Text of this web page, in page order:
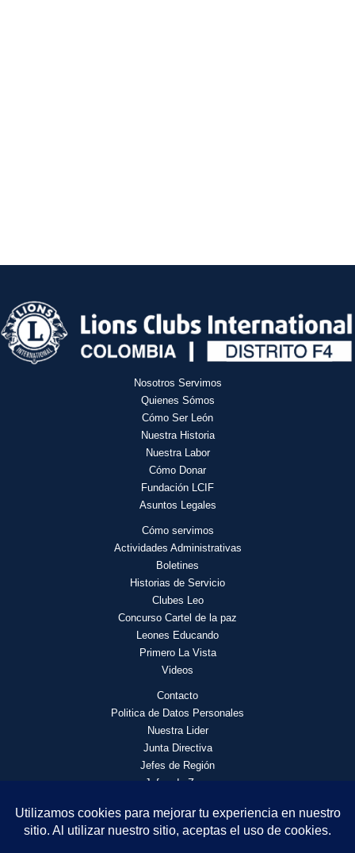
Nosotros Servimos
Quienes Sómos
Cómo Ser León
Nuestra Historia
Nuestra Labor
Cómo Donar
Fundación LCIF
Asuntos Legales
Cómo servimos
Actividades Administrativas
Boletines
Historias de Servicio
Clubes Leo
Concurso Cartel de la paz
Leones Educando
Primero La Vista
Videos
Contacto
Politica de Datos Personales
Nuestra Lider
Junta Directiva
Jefes de Región
Jefes de Zona